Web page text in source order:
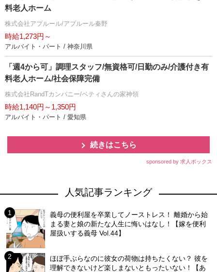
料老人ホーム
株式会社アプルール/アプルール秦野
時給1,273円～
アルバイト・パート / 神奈川県
「週4から可」調理スタッフ/無資格可/日勤のみ/介護付き有
料老人ホーム/社会保障完備
株式会社RandTカンパニー/ベティさんの家神領
時給1,140円～1,350円
アルバイト・パート / 愛知県
続きはこちら
sponsored by 求人ボックス
人気記事ランキング
義母の便利屋を卒業してノーストレス！ 離婚から始
まる妻と娘の新たな人生に悔いはなし！【嫁を便利
屋扱いする義母 Vol.44】
ほぼ手ぶらなのに彼女の荷物は持ちたくない？ 彼を
理解できないけど楽しまないともったいない！【あ